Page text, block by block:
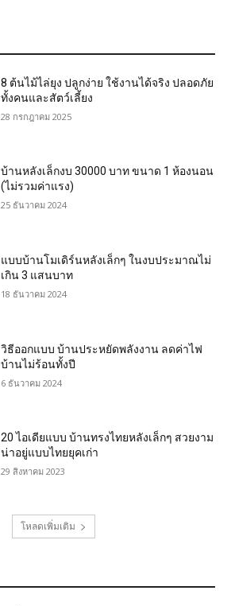
8 ต้นไม้ไล่ยุง ปลูกง่าย ใช้งานได้จริง ปลอดภัย
ทั้งคนและสัตว์เลี้ยง
28 กรกฎาคม 2025
บ้านหลังเล็กงบ 30000 บาท ขนาด 1 ห้องนอน
(ไม่รวมค่าแรง)
25 ธันวาคม 2024
แบบบ้านโมเดิร์นหลังเล็กๆ ในงบประมาณไม่
เกิน 3 แสนบาท
18 ธันวาคม 2024
วิธีออกแบบ บ้านประหยัดพลังงาน ลดค่าไฟ
บ้านไม่ร้อนทั้งปี
6 ธันวาคม 2024
20 ไอเดียแบบ บ้านทรงไทยหลังเล็กๆ สวยงาม
น่าอยู่แบบไทยยุคเก่า
29 สิงหาคม 2023
โหลดเพิ่มเติม